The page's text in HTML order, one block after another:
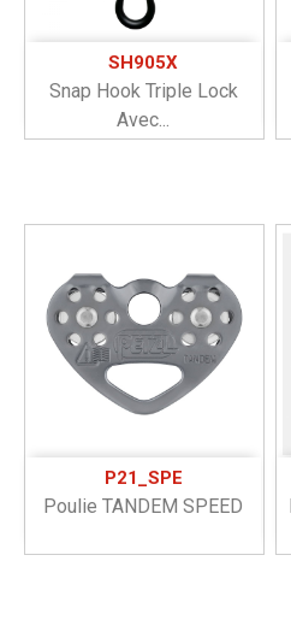
SH905X
Snap Hook Triple Lock
Avec...
P21_SPE
Poulie TANDEM SPEED